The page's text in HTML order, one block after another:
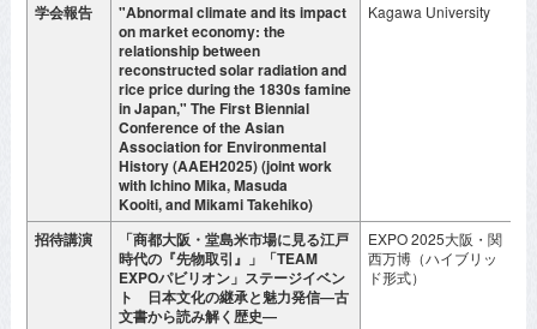
学会報告
"Abnormal climate and its impact
on market economy: the
relationship between
reconstructed solar radiation and
rice price during the 1830s famine
in Japan," The First Biennial
Conference of the Asian
Association for Environmental
History (AAEH2025) (joint work
with Ichino Mika, Masuda
Kooiti, and Mikami Takehiko)
Kagawa University
招待講演
「商都大阪・堂島米市場に見る江戸
時代の『先物取引』」「TEAM
EXPOパビリオン」ステージイベン
ト 日本文化の継承と魅力発信―古
文書から読み解く歴史―
EXPO 2025大阪・関
西万博（ハイブリッ
ド形式）